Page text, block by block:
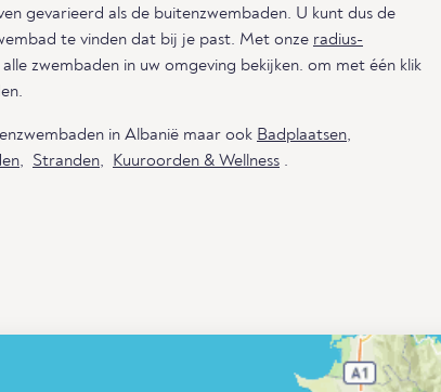
gevarieerd als de buitenzwembaden. U kunt dus de
te vinden dat bij je past. Met onze radius-
zwembaden in uw omgeving bekijken. om met één klik
in Albanië maar ook Badplaatsen,
, Stranden, Kuuroorden & Wellness .